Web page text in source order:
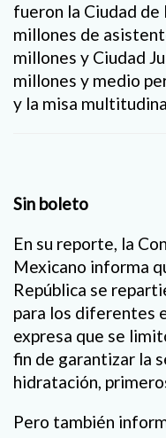
fueron la Ciudad de
millones de
millones y Ciudad
millones y medio
y la misa
Sin boleto
En su reporte, la
Mexicano informa
República se
para los diferentes
expresa que se
fin de garantizar la
hidratación,
Pero también